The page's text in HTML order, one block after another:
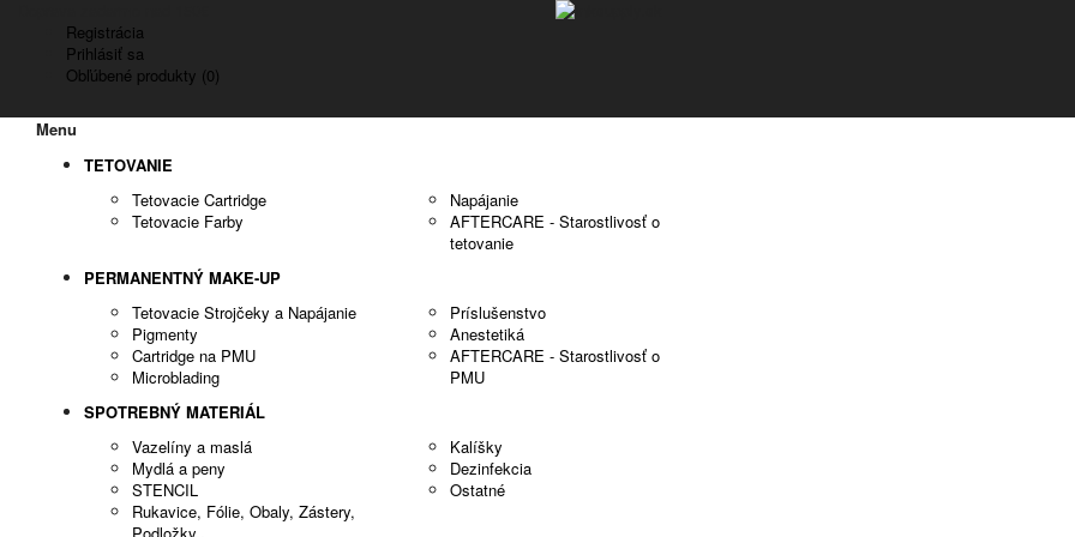
Registrácia
Prihlásiť sa
Obľúbené produkty (0)
Menu
TETOVANIE
Tetovacie Cartridge
Tetovacie Farby
Napájanie
AFTERCARE - Starostlivosť o
tetovanie
PERMANENTNÝ MAKE-UP
Tetovacie Strojčeky a Napájanie
Pigmenty
Cartridge na PMU
Microblading
Príslušenstvo
Anestetiká
AFTERCARE - Starostlivosť o
PMU
SPOTREBNÝ MATERIÁL
Vazelíny a maslá
Mydlá a peny
STENCIL
Rukavice, Fólie, Obaly, Zástery,
Kalíšky
Dezinfekcia
Ostatné